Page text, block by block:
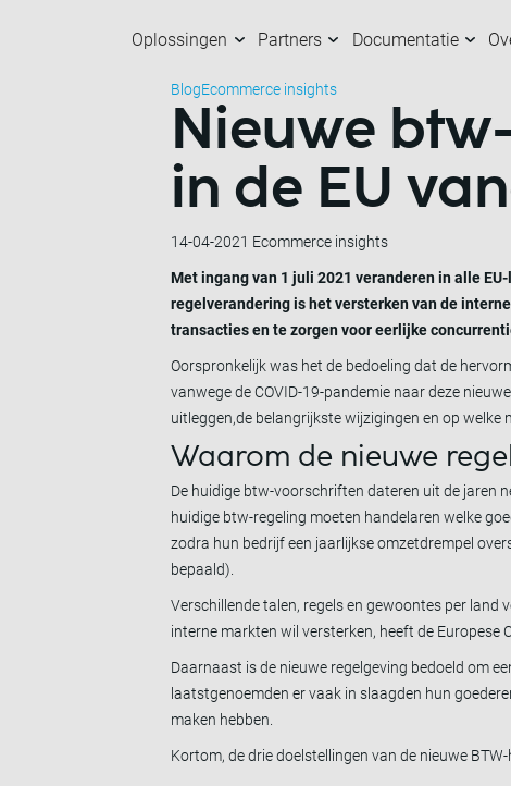
Oplossingen
Oplossingen
Partners
Partners
Documentatie
Documentatie
Over ons
BlogEcommerce insights
Nieuwe
in de EU
14-04-2021 Ecommerce insights
Met ingang van 1 juli 2021 veranderen in alle
regelverandering is het versterken van de
transacties en te zorgen voor eerlijke
Oorspronkelijk was het de bedoeling dat de
vanwege de COVID-19-pandemie naar deze
uitleggen,de belangrijkste wijzigingen en op welke
Waarom de nieuwe
De huidige btw-voorschriften dateren uit de jaren
huidige btw-regeling moeten handelaren welke
zodra hun bedrijf een jaarlijkse omzetdrempel
bepaald).
Verschillende talen, regels en gewoontes per land
interne markten wil versterken, heeft de Europese
Daarnaast is de nieuwe regelgeving bedoeld om
laatstgenoemden er vaak in slaagden hun
maken hebben.
Kortom, de drie doelstellingen van de nieuwe